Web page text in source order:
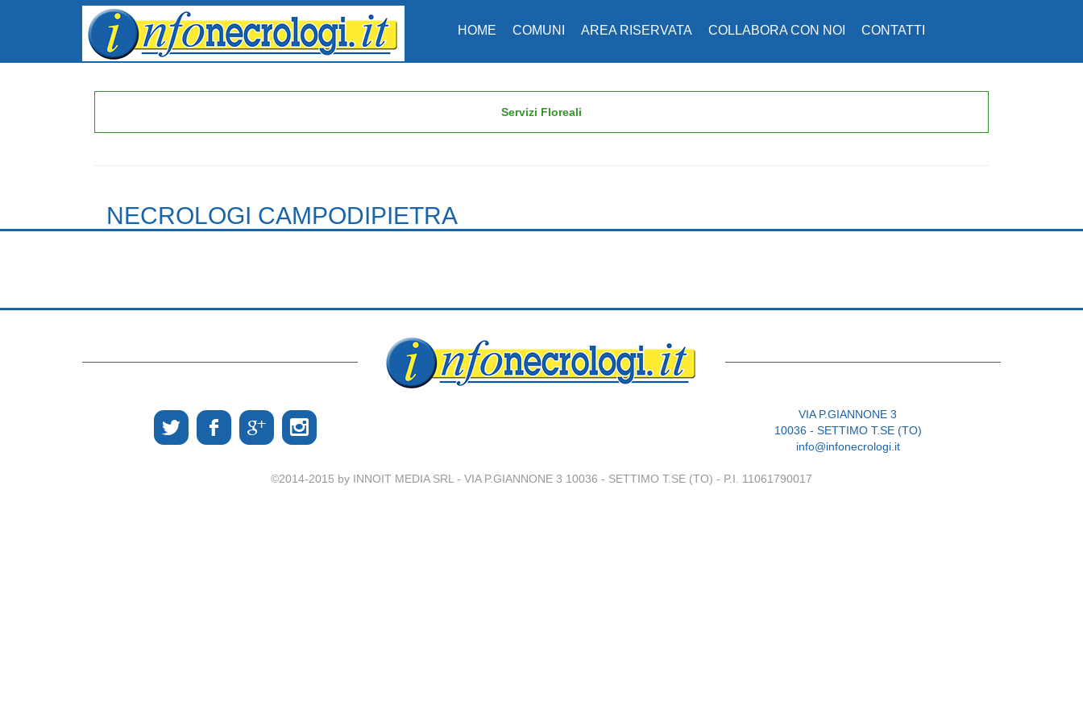
HOME COMUNI AREA RISERVATA COLLABORA CON NOI CONTATTI
Servizi Floreali
NECROLOGI CAMPODIPIETRA
VIA P.GIANNONE 3
10036 - SETTIMO T.SE (TO)
info@infonecrologi.it
©2014-2015 by INNOIT MEDIA SRL - VIA P.GIANNONE 3 10036 - SETTIMO T.SE (TO) - P.I. 11061790017